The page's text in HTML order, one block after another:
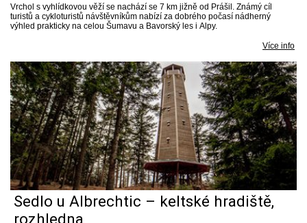
Vrchol s vyhlídkovou věží se nachází se 7 km jižně od Prášil. Známý cíl
turistů a cykloturistů návštěvníkům nabízí za dobrého počasí nádherný
výhled prakticky na celou Šumavu a Bavorský les i Alpy.
Více info
Sedlo u Albrechtic – keltské hradiště,
rozhledna